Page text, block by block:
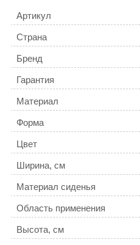
Артикул
Страна
Бренд
Гарантия
Материал
Форма
Цвет
Ширина, см
Материал сиденья
Область применения
Высота, см